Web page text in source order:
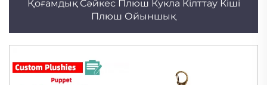
Қоғамдық Сәйкес Плюш Кукла Кілттау Кіші
Плюш Ойыншық